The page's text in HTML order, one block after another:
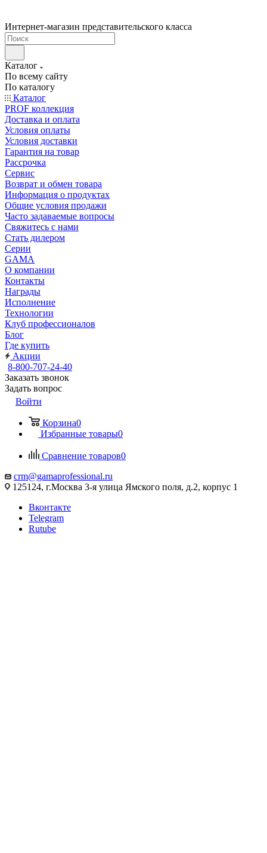
Интернет-магазин представительского класса
Каталог
По всему сайту
По каталогу
Каталог
PROF коллекция
Доставка и оплата
Условия оплаты
Условия доставки
Гарантия на товар
Рассрочка
Сервис
Возврат и обмен товара
Информация о продуктах
Общие условия продажи
Часто задаваемые вопросы
Свяжитесь с нами
Стать дилером
Серии
GAMA
О компании
Контакты
Награды
Исполнение
Технологии
Клуб профессионалов
Блог
Где купить
Акции
8-800-707-24-40
Заказать звонок
Задать вопрос
Войти
Корзина0
Избранные товары0
Сравнение товаров0
crm@gamaprofessional.ru
125124, г.Москва 3-я улица Ямского поля, д.2, корпус 1
Вконтакте
Telegram
Rutube